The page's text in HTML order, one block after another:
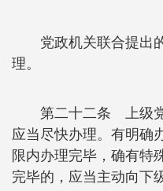
党政机关联合提出
理。
第二十二条 上级
应当尽快办理。有明确
限内办理完毕，确有特
完毕的，应当主动向下